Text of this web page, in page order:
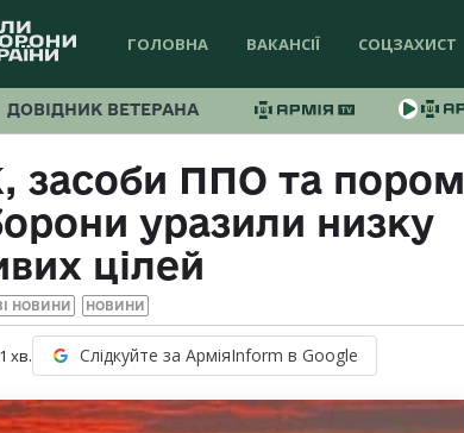
ГОЛОВНА ВАКАНСІЇ СОЦЗАХИСТ
ДОВІДНИК ВЕТЕРАНА
засоби ППО та пором
уразили низку
цілей
НОВИНИ НОВИНИ
хв. Слідкуйте за АрміяInform в Google